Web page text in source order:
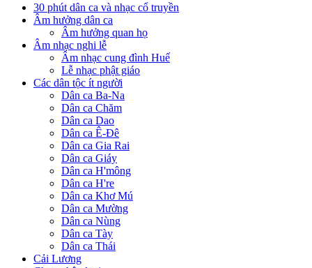
30 phút dân ca và nhạc cổ truyền
Âm hưởng dân ca
Âm hưởng quan họ
Âm nhạc nghi lễ
Âm nhạc cung đình Huế
Lễ nhạc phật giáo
Các dân tộc ít người
Dân ca Ba-Na
Dân ca Chăm
Dân ca Dao
Dân ca Ê-Đê
Dân ca Gia Rai
Dân ca Giáy
Dân ca H'mông
Dân ca H're
Dân ca Khơ Mú
Dân ca Mường
Dân ca Nùng
Dân ca Tày
Dân ca Thái
Cải Lương